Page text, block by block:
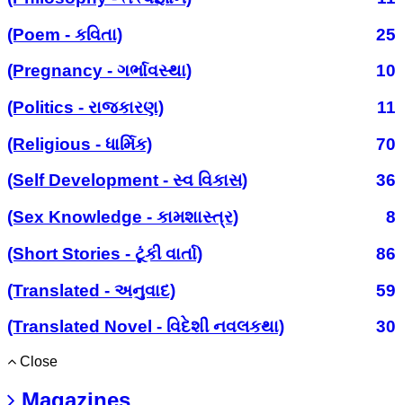
(Poem - કવિતા)
25
(Pregnancy - ગર્ભાવસ્થા)
10
(Politics - રાજકારણ)
11
(Religious - ધાર્મિક)
70
(Self Development - સ્વ વિકાસ)
36
(Sex Knowledge - કામશાસ્ત્ર)
8
(Short Stories - ટૂંકી વાર્તા)
86
(Translated - અનુવાદ)
59
(Translated Novel - વિદેશી નવલકથા)
30
Close
Magazines